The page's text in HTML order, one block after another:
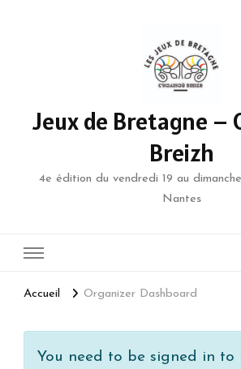
Jeux de Bretagne –
Breizh
4e édition du vendredi 19 au
Nantes
Accueil Organizer Dashboard
You need to be signed in to